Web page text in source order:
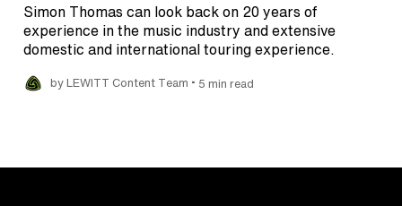
Simon Thomas can look back on 20 years of
experience in the music industry and extensive
domestic and international touring experience.
by LEWITT Content Team • 5 min read